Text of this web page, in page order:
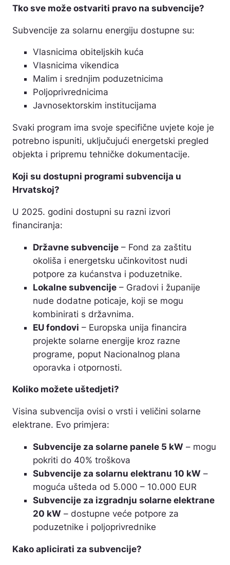
Tko sve može ostvariti pravo na subvencije?
Subvencije za solarnu energiju dostupne su:
Vlasnicima obiteljskih kuća
Vlasnicima vikendica
Malim i srednjim poduzetnicima
Poljoprivrednicima
Javnosektorskim institucijama
Svaki program ima svoje specifične uvjete koje je
potrebno ispuniti, uključujući energetski pregled
objekta i pripremu tehničke dokumentacije.
Koji su dostupni programi subvencija u
Hrvatskoj?
U 2025. godini dostupni su razni izvori
financiranja:
Državne subvencije – Fond za zaštitu
okoliša i energetsku učinkovitost nudi
potpore za kućanstva i poduzetnike.
Lokalne subvencije – Gradovi i županije
nude dodatne poticaje, koji se mogu
kombinirati s državnima.
EU fondovi – Europska unija financira
projekte solarne energije kroz razne
programe, poput Nacionalnog plana
oporavka i otpornosti.
Koliko možete uštedjeti?
Visina subvencija ovisi o vrsti i veličini solarne
elektrane. Evo primjera:
Subvencije za solarne panele 5 kW – mogu
pokriti do 40% troškova
Subvencije za solarnu elektranu 10 kW –
moguća ušteda od 5.000 – 10.000 EUR
Subvencije za izgradnju solarne elektrane
20 kW – dostupne veće potpore za
poduzetnike i poljoprivrednike
Kako aplicirati za subvencije?